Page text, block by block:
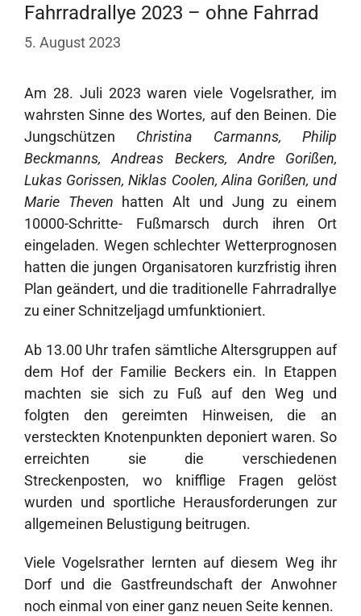
Fahrradrallye 2023 – ohne Fahrrad
5. August 2023
Am 28. Juli 2023 waren viele Vogelsrather, im
wahrsten Sinne des Wortes, auf den Beinen. Die
Jungschützen Christina Carmanns, Philip
Beckmanns, Andreas Beckers, Andre Gorißen,
Lukas Gorissen, Niklas Coolen, Alina Gorißen, und
Marie Theven hatten Alt und Jung zu einem
10000-Schritte- Fußmarsch durch ihren Ort
eingeladen. Wegen schlechter Wetterprognosen
hatten die jungen Organisatoren kurzfristig ihren
Plan geändert, und die traditionelle Fahrradrallye
zu einer Schnitzeljagd umfunktioniert.
Ab 13.00 Uhr trafen sämtliche Altersgruppen auf
dem Hof der Familie Beckers ein. In Etappen
machten sie sich zu Fuß auf den Weg und
folgten den gereimten Hinweisen, die an
versteckten Knotenpunkten deponiert waren. So
erreichten sie die verschiedenen
Streckenposten, wo knifflige Fragen gelöst
wurden und sportliche Herausforderungen zur
allgemeinen Belustigung beitrugen.
Viele Vogelsrather lernten auf diesem Weg ihr
Dorf und die Gastfreundschaft der Anwohner
noch einmal von einer ganz neuen Seite kennen.